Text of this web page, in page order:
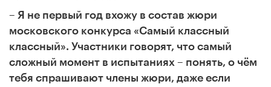
– Я не первый год вхожу в состав жюри
московского конкурса «Самый классный
классный». Участники говорят, что самый
сложный момент в испытаниях – понять, о чём
тебя спрашивают члены жюри, даже если